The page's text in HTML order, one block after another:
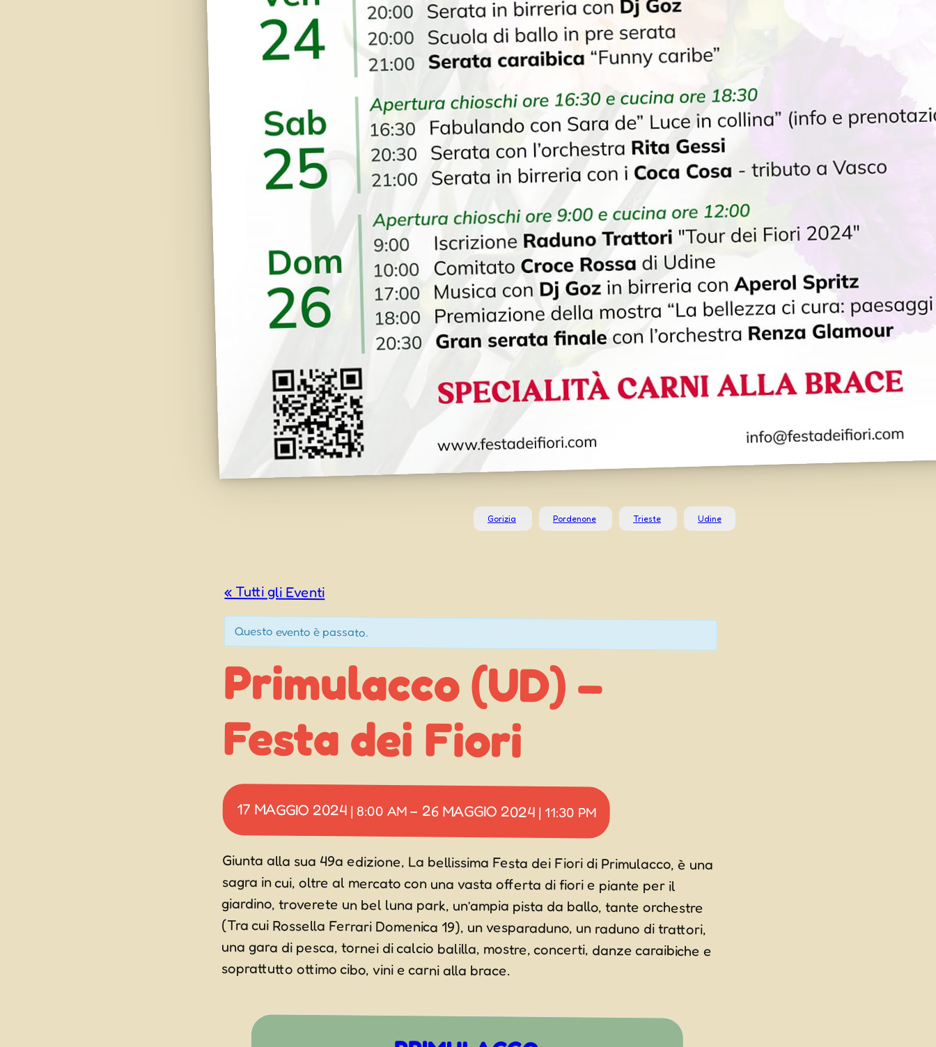
Gorizia Pordenone Trieste Udine
« Tutti gli Eventi
Questo evento è passato.
Primulacco (UD) –
Festa dei Fiori
17 MAGGIO 2024 | 8:00 AM – 26 MAGGIO 2024 | 11:30 PM
Giunta alla sua 49a edizione, La bellissima Festa dei Fiori di Primulacco, è una
sagra in cui, oltre al mercato con una vasta offerta di fiori e piante per il
giardino, troverete un bel luna park, un’ampia pista da ballo, tante orchestre
(Tra cui Rossella Ferrari Domenica 19), un vesparaduno, un raduno di trattori,
una gara di pesca, tornei di calcio balilla, mostre, concerti, danze caraibiche e
soprattutto ottimo cibo, vini e carni alla brace.